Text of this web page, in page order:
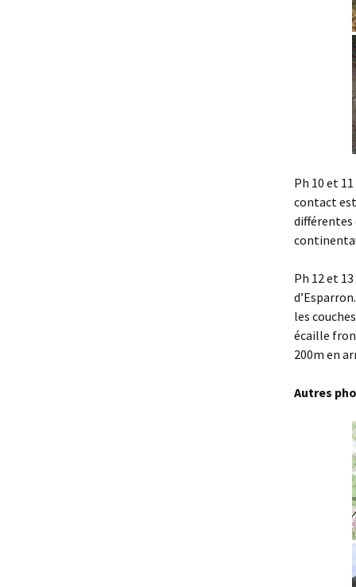
Ph 10 et
contact
différentes
Ph 12 et
les
écaille
200m en
Autres